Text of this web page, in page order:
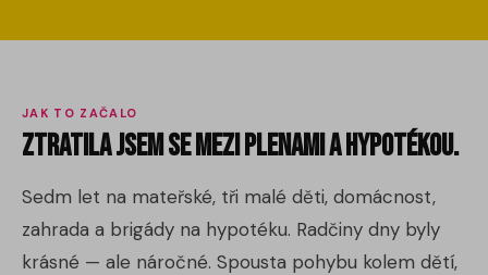
JAK TO ZAČALO
Ztratila jsem se mezi plenami a hypotékou.
Sedm let na mateřské, tři malé děti, domácnost,
zahrada a brigády na hypotéku. Radčiny dny byly
krásné — ale náročné. Spousta pohybu kolem dětí,